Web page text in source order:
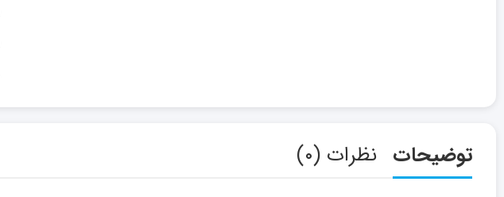
توضیحات نظرات (۰)